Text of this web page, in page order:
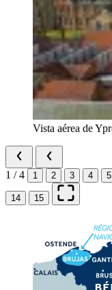
Vista aérea de
1 / 4 1 2 3 4 5
14 15